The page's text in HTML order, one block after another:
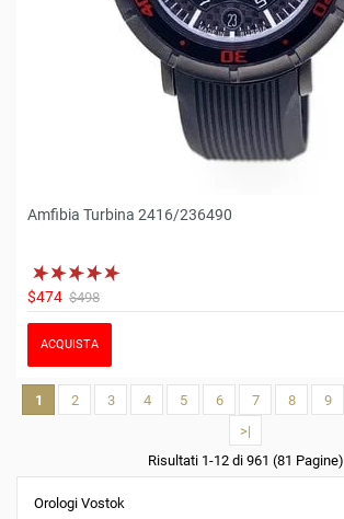
Amfibia Turbina 2416/236490
$474 $498
ACQUISTA
1 2 3 4 5 6 7 8 9
>|
Risultati 1-12 di 961 (81 Pagine)
Orologi Vostok